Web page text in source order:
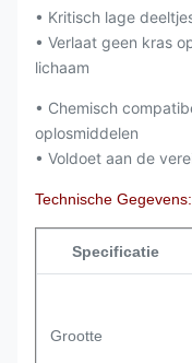
• Kritisch lage
• Verlaat geen kras
lichaam
• Chemisch
oplosmiddelen
• Voldoet aan de
Technische Gegevens:
Specificatie
Grootte